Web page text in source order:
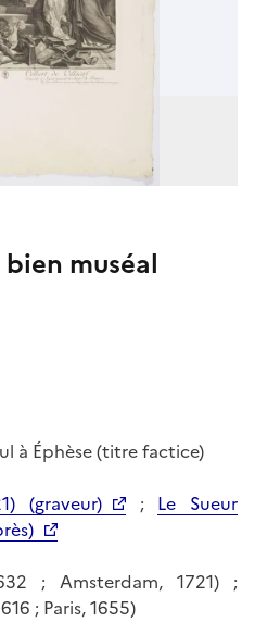
muséal
à Éphèse (titre factice)
(graveur)
; Le Sueur
; Amsterdam, 1721) ;
; Paris, 1655)